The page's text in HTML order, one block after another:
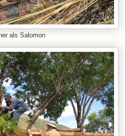
als Salomon